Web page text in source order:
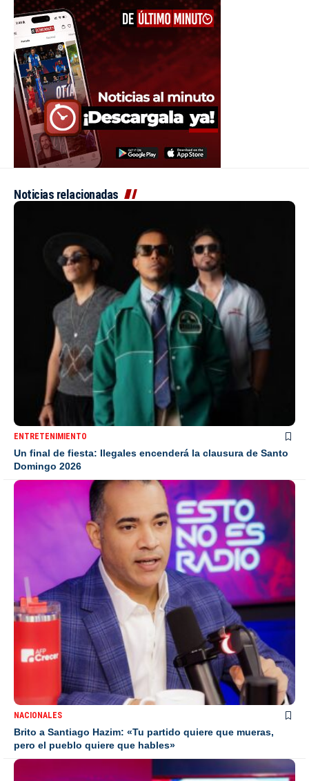
Noticias relacionadas
ENTRETENIMIENTO
Un final de fiesta: Ilegales encenderá la clausura de Santo
Domingo 2026
NACIONALES
Brito a Santiago Hazim: «Tu partido quiere que mueras,
pero el pueblo quiere que hables»